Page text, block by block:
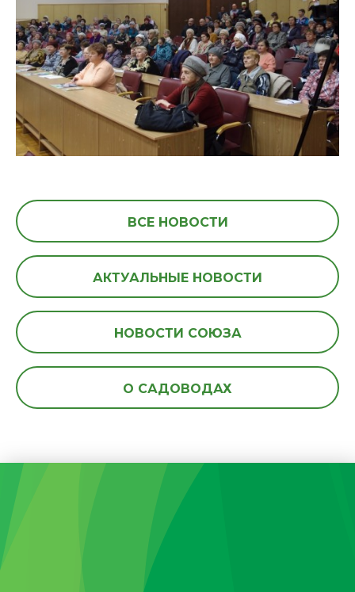
ВСЕ НОВОСТИ
АКТУАЛЬНЫЕ НОВОСТИ
НОВОСТИ СОЮЗА
О САДОВОДАХ